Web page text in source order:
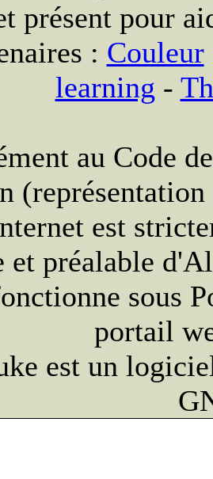
présent pour
: Couleur
learning -
au Code
est
et préalable
sous
portail
est un